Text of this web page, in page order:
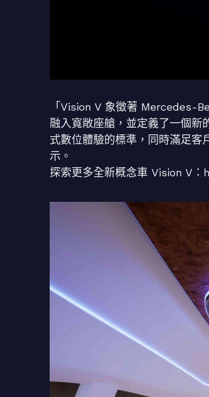
「Vision V 象徵著 Mercedes-
融入寬敞座艙，並定義了一個新
式數位體驗的標準，同時滿足
示。
探索更多全新概念車 Vision V